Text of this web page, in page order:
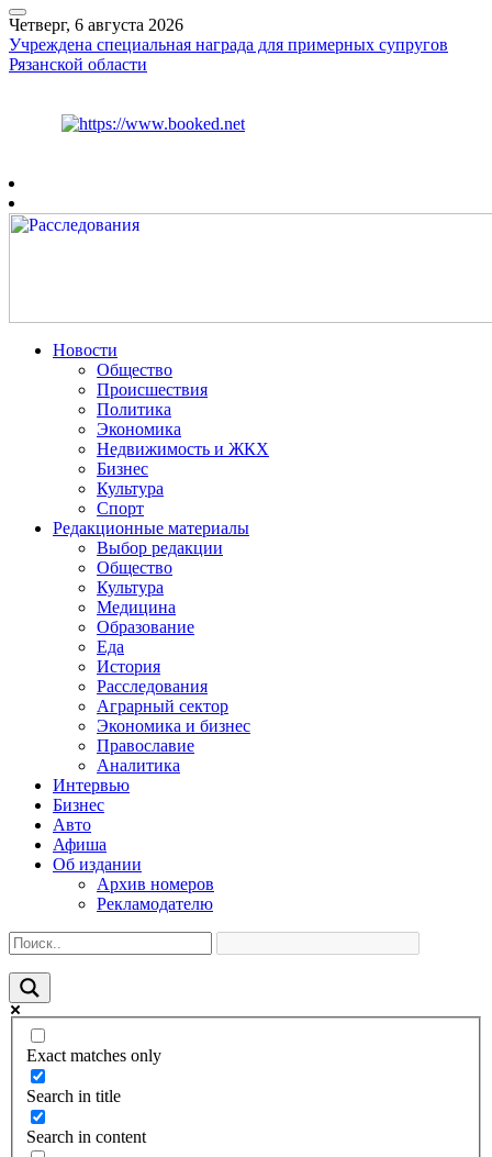
Четверг, 6 августа 2026
Учреждена специальная награда для примерных супругов
Рязанской области
Новости
Общество
Происшествия
Политика
Экономика
Недвижимость и ЖКХ
Бизнес
Культура
Спорт
Редакционные материалы
Выбор редакции
Общество
Культура
Медицина
Образование
Еда
История
Расследования
Аграрный сектор
Экономика и бизнес
Православие
Аналитика
Интервью
Бизнес
Авто
Афиша
Об издании
Архив номеров
Рекламодателю
Exact matches only
Search in title
Search in content